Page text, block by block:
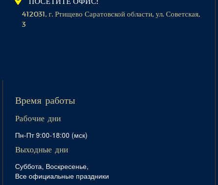
412031, г. Ртищево Саратовской области, ул. Советская,
3
Время работы
Рабочие дни
Пн-Пт 9:00-18:00 (мск)
Выходные дни
Суббота, Воскресенье,
Все официальные праздники